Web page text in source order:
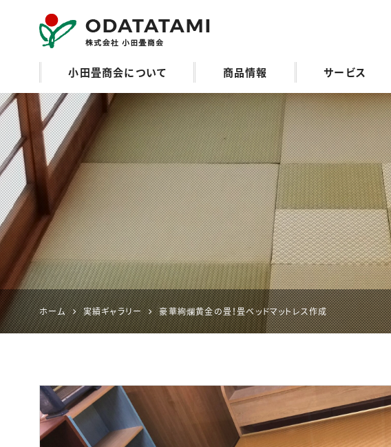
小田畳商会のご紹
介 | 畳の名工 小田
畳商会
小田畳商会について 商品情報 サービス
ホーム 実績ギャラリー 豪華絢爛黄金の畳！畳ベッドマットレス作成